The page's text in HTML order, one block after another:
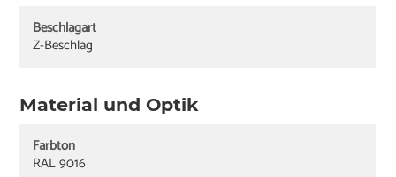
Beschlagart
Z-Beschlag
Material und Optik
Farbton
RAL 9016